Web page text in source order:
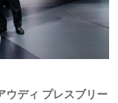
ウディ プレスブリー